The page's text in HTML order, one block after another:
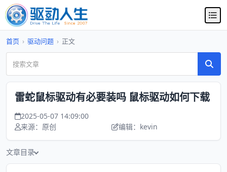
首页 › 驱动问题 › 正文
雷蛇鼠标驱动有必要装吗 鼠标驱动如何下载
2025-05-07 14:09:00
来源：原创
编辑：kevin
文章目录